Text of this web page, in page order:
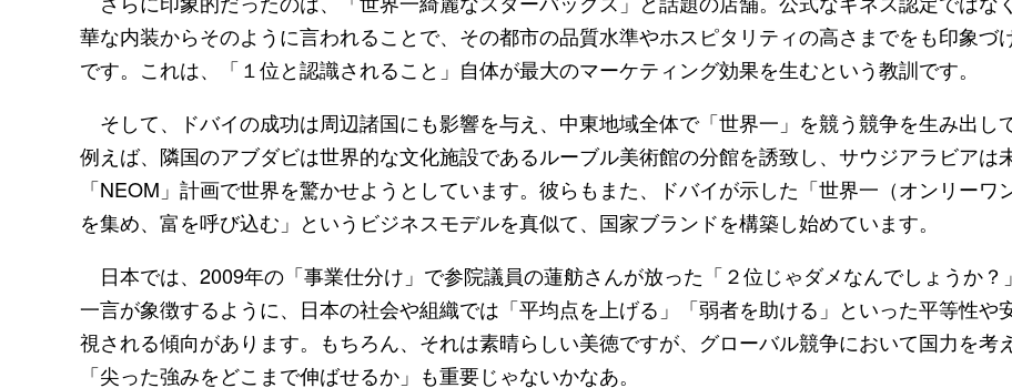
華な内装からそのように言われることで、その都市の品質水準やホスピタリティの高さまでをも印象づ
です。これは、「１位と認識されること」自体が最大のマーケティング効果を生むという教訓です。
そして、ドバイの成功は周辺諸国にも影響を与え、中東地域全体で「世界一」を競う競争を生み出し
例えば、隣国のアブダビは世界的な文化施設であるルーブル美術館の分館を誘致し、サウジアラビアは
「NEOM」計画で世界を驚かせようとしています。彼らもまた、ドバイが示した「世界一（オンリーワ
を集め、富を呼び込む」というビジネスモデルを真似て、国家ブランドを構築し始めています。
日本では、2009年の「事業仕分け」で参院議員の蓮舫さんが放った「２位じゃダメなんでしょうか？
一言が象徴するように、日本の社会や組織では「平均点を上げる」「弱者を助ける」といった平等性や
視される傾向があります。もちろん、それは素晴らしい美徳ですが、グローバル競争において国力を考え
「尖った強みをどこまで伸ばせるか」も重要じゃないかなあ。